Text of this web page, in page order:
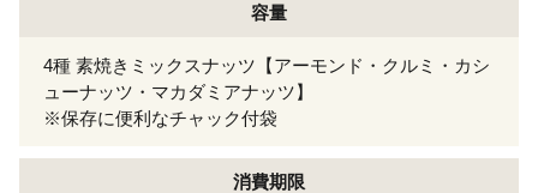
容量
4種 素焼きミックスナッツ【アーモンド・クルミ・カシ
ューナッツ・マカダミアナッツ】
※保存に便利なチャック付袋
消費期限